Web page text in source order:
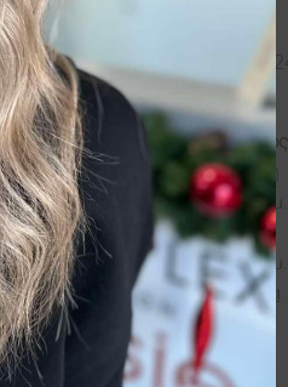
Γεωργίου Γεννηματά 24,
Ωράριο Καταστήματος:
Τρίτη – Παρασκευή
09:00 π.μ. – 09:00 μ.μ.
Σάββατο
08:30 π.μ. – 07:00 μ.μ.
Κυριακή & Δευτέρα
Κλειστά